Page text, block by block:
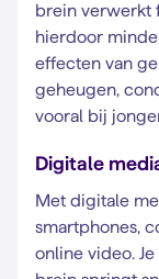
brein verwerkt
hierdoor
effecten van
geheugen,
vooral bij
Digitale
Met digitale
smartphones,
online video.